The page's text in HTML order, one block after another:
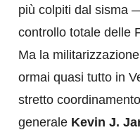
più colpiti dal sisma
controllo totale delle
Ma la
ormai quasi tutto in
stretto
generale Kevin J.